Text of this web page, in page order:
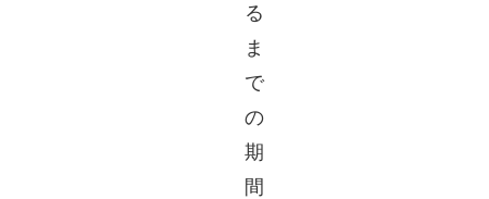
る
ま
で
の
期
間